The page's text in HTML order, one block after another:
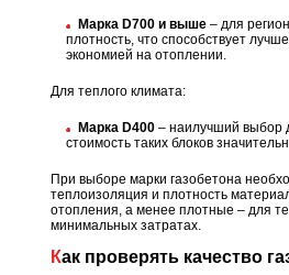
Марка D700 и выше – для
плотность, что способствует
экономией на отоплении.
Для теплого климата:
Марка D400 – наилучший выбор
стоимость таких блоков
При выборе марки газобетона
теплоизоляция и плотность
отопления, а менее плотные – для
минимальных затратах.
Как проверять качество